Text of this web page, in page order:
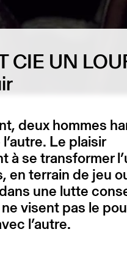
CIE UN
deux hommes
Le plaisir
à se transformer
en terrain de jeu
une lutte
visent pas le
l’autre.